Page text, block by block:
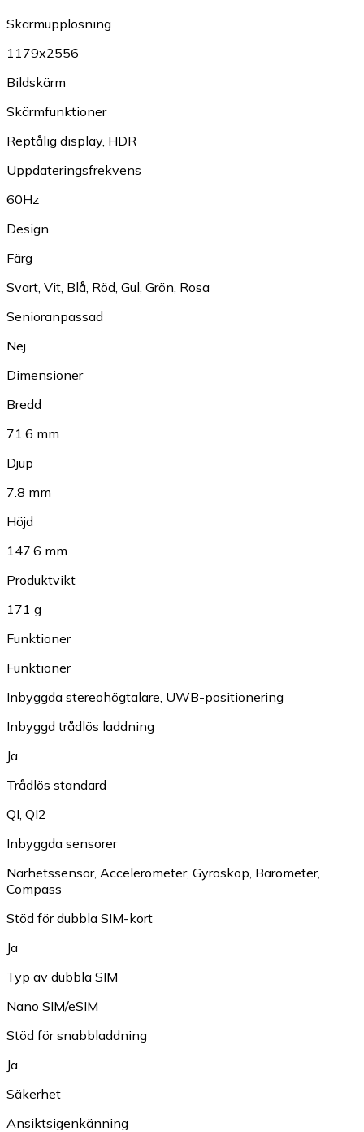
Skärmupplösning
1179x2556
Bildskärm
Skärmfunktioner
Reptålig display, HDR
Uppdateringsfrekvens
60Hz
Design
Färg
Svart Vit Blå Röd Gul Grön Rosa
Senioranpassad
Nej
Dimensioner
Bredd
71.6 mm
Djup
7.8 mm
Höjd
147.6 mm
Produktvikt
171 g
Funktioner
Funktioner
Inbyggda stereohögtalare UWB-positionering
Inbyggd trådlös laddning
Ja
Trådlös standard
QI QI2
Inbyggda sensorer
Närhetssensor, Accelerometer, Gyroskop Barometer,
Compass
Stöd för dubbla SIM-kort
Ja
Typ av dubbla SIM
Nano SIM/eSIM
Stöd för snabbladdning
Ja
Säkerhet
Ansiktsigenkänning